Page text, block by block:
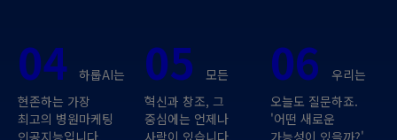
04
하룹AI는
현존하는 가장
최고의 병원마케팅
인공지능입니다.
05
모든
혁신과 창조, 그
중심에는 언제나
사람이 있습니다.
06우리는
오늘도 질문하죠.
'어떤 새로운
가능성이 있을까?'